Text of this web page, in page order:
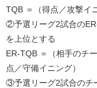
TQB ＝（得点／攻撃イ
②予選リーグ2試合の
を上位とする
ER-TQB ＝（相手のチ
点／守備イニング）
③予選リーグ2試合のチ